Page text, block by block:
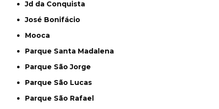
Jd da Conquista
José Bonifácio
Mooca
Parque Santa Madalena
Parque São Jorge
Parque São Lucas
Parque São Rafael